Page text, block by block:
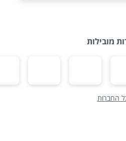
מובילות
החברות